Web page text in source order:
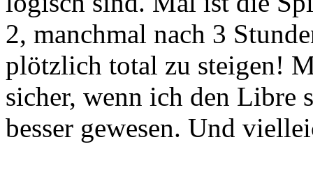
2, manchmal nach 3
plötzlich total zu steigen!
sicher, wenn ich den Libre
besser gewesen. Und